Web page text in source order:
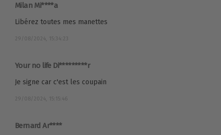
Milan Mi****a
Libérez toutes mes manettes
29/08/2024, 15:34:23
Your no life Di*********r
Je signe car c'est les coupain
29/08/2024, 15:15:46
Bernard Ar****